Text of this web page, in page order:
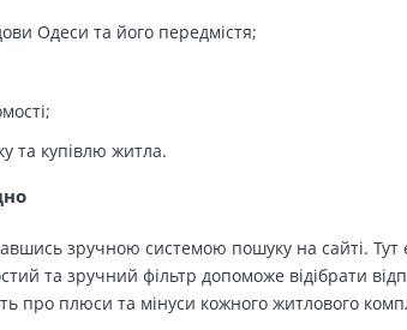
Одеси та його передмістя;
та купівлю житла.
зручною системою пошуку на сайті.
та зручний фільтр допоможе відібрати
плюси та мінуси кожного житлового